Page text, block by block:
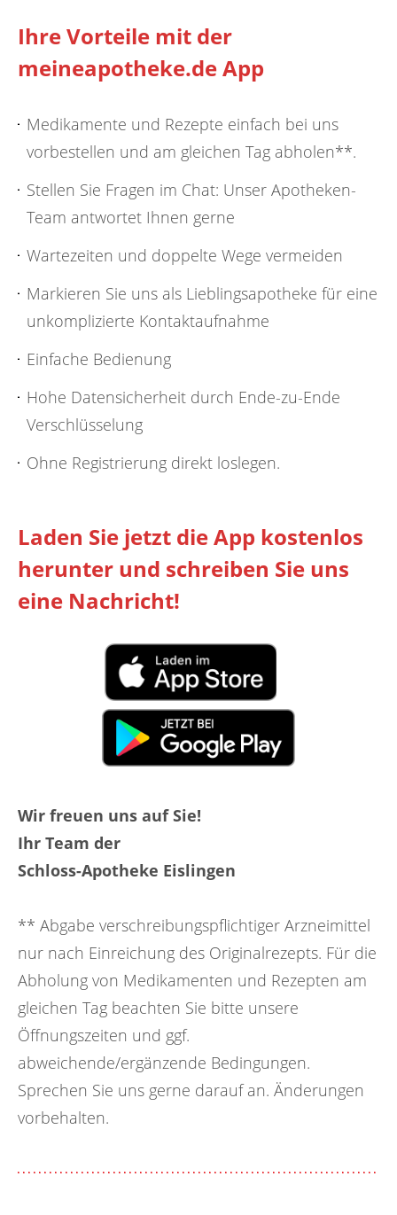
Ihre Vorteile mit der
meineapotheke.de App
Medikamente und Rezepte einfach bei uns
vorbestellen und am gleichen Tag abholen**.
Stellen Sie Fragen im Chat: Unser Apotheken-
Team antwortet Ihnen gerne
Wartezeiten und doppelte Wege vermeiden
Markieren Sie uns als Lieblingsapotheke für eine
unkomplizierte Kontaktaufnahme
Einfache Bedienung
Hohe Datensicherheit durch Ende-zu-Ende
Verschlüsselung
Ohne Registrierung direkt loslegen.
Laden Sie jetzt die App kostenlos
herunter und schreiben Sie uns
eine Nachricht!
Wir freuen uns auf Sie!
Ihr Team der
Schloss-Apotheke Eislingen
** Abgabe verschreibungspflichtiger Arzneimittel
nur nach Einreichung des Originalrezepts. Für die
Abholung von Medikamenten und Rezepten am
gleichen Tag beachten Sie bitte unsere
Öffnungszeiten und ggf.
abweichende/ergänzende Bedingungen.
Sprechen Sie uns gerne darauf an. Änderungen
vorbehalten.